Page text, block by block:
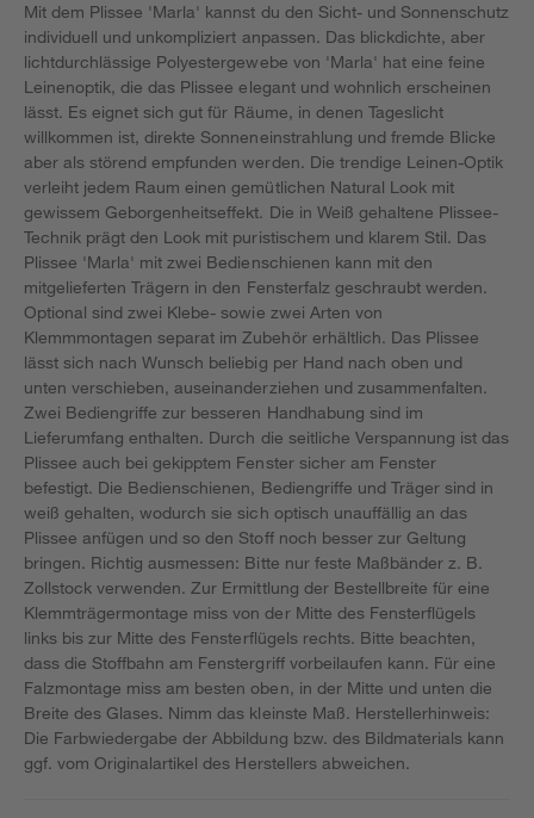
Mit dem Plissee 'Marla' kannst du den Sicht- und Sonnenschutz
individuell und unkompliziert anpassen. Das blickdichte, aber
lichtdurchlässige Polyestergewebe von 'Marla' hat eine feine
Leinenoptik, die das Plissee elegant und wohnlich erscheinen
lässt. Es eignet sich gut für Räume, in denen Tageslicht
willkommen ist, direkte Sonneneinstrahlung und fremde Blicke
aber als störend empfunden werden. Die trendige Leinen-Optik
verleiht jedem Raum einen gemütlichen Natural Look mit
gewissem Geborgenheitseffekt. Die in Weiß gehaltene Plissee-
Technik prägt den Look mit puristischem und klarem Stil. Das
Plissee 'Marla' mit zwei Bedienschienen kann mit den
mitgelieferten Trägern in den Fensterfalz geschraubt werden.
Optional sind zwei Klebe- sowie zwei Arten von
Klemmmontagen separat im Zubehör erhältlich. Das Plissee
lässt sich nach Wunsch beliebig per Hand nach oben und
unten verschieben, auseinanderziehen und zusammenfalten.
Zwei Bediengriffe zur besseren Handhabung sind im
Lieferumfang enthalten. Durch die seitliche Verspannung ist das
Plissee auch bei gekipptem Fenster sicher am Fenster
befestigt. Die Bedienschienen, Bediengriffe und Träger sind in
weiß gehalten, wodurch sie sich optisch unauffällig an das
Plissee anfügen und so den Stoff noch besser zur Geltung
bringen. Richtig ausmessen: Bitte nur feste Maßbänder z. B.
Zollstock verwenden. Zur Ermittlung der Bestellbreite für eine
Klemmträgermontage miss von der Mitte des Fensterflügels
links bis zur Mitte des Fensterflügels rechts. Bitte beachten,
dass die Stoffbahn am Fenstergriff vorbeilaufen kann. Für eine
Falzmontage miss am besten oben, in der Mitte und unten die
Breite des Glases. Nimm das kleinste Maß. Herstellerhinweis:
Die Farbwiedergabe der Abbildung bzw. des Bildmaterials kann
ggf. vom Originalartikel des Herstellers abweichen.